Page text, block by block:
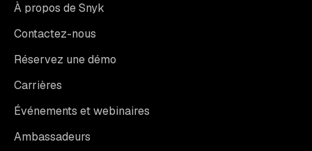
À propos de Snyk
Contactez-nous
Réservez une démo
Carrières
Événements et webinaires
Ambassadeurs